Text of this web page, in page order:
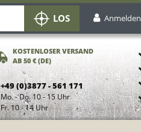
LOS Anmelden
KOSTENLOSER VERSAND
AB 50 € (DE)
+49 (0)3877 - 561 171
Mo. - Do. 10 - 15 Uhr
Fr. 10 - 14 Uhr